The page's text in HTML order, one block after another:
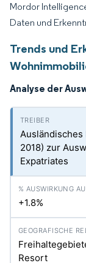
Mordor
Daten und
Trends und
Analyse der
Ausländisches
2018) zur
Expatriates
+1.8%
Resort